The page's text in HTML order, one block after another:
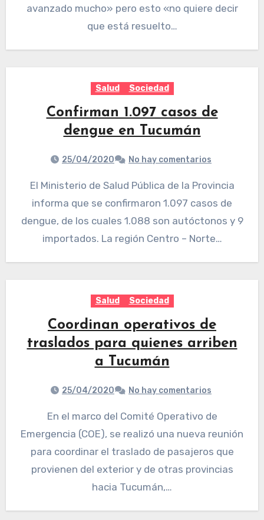
avanzado mucho» pero esto «no quiere decir
que está resuelto…
Salud Sociedad
Confirman 1.097 casos de
dengue en Tucumán
25/04/2020 No hay comentarios
El Ministerio de Salud Pública de la Provincia
informa que se confirmaron 1.097 casos de
dengue, de los cuales 1.088 son autóctonos y 9
importados. La región Centro – Norte…
Salud Sociedad
Coordinan operativos de
traslados para quienes arriben
a Tucumán
25/04/2020 No hay comentarios
En el marco del Comité Operativo de
Emergencia (COE), se realizó una nueva reunión
para coordinar el traslado de pasajeros que
provienen del exterior y de otras provincias
hacia Tucumán,…